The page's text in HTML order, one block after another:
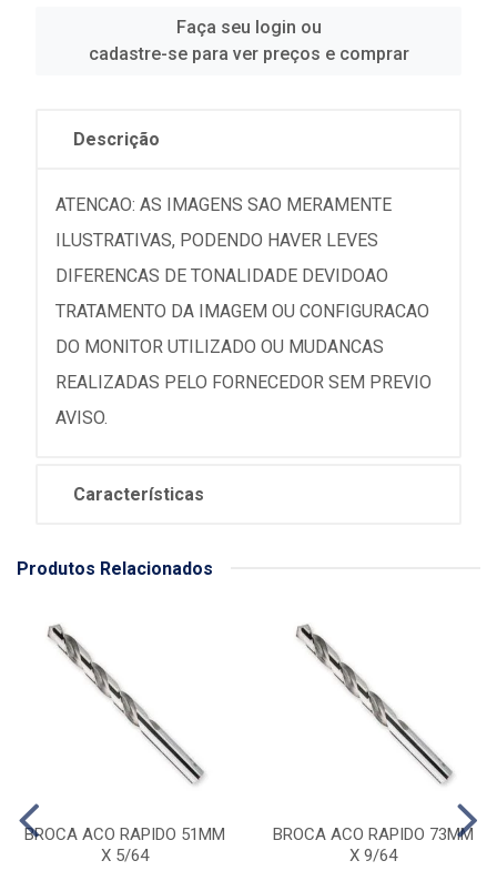
Faça seu login ou
cadastre-se para ver preços e comprar
Descrição
ATENCAO: AS IMAGENS SAO MERAMENTE
ILUSTRATIVAS, PODENDO HAVER LEVES
DIFERENCAS DE TONALIDADE DEVIDOAO
TRATAMENTO DA IMAGEM OU CONFIGURACAO
DO MONITOR UTILIZADO OU MUDANCAS
REALIZADAS PELO FORNECEDOR SEM PREVIO
AVISO.
Características
Produtos Relacionados
BROCA ACO RAPIDO 51MM
X 5/64
BROCA ACO RAPIDO 73MM
X 9/64